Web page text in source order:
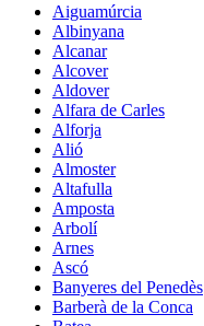
Aiguamúrcia
Albinyana
Alcanar
Alcover
Aldover
Alfara de Carles
Alforja
Alió
Almoster
Altafulla
Amposta
Arbolí
Arnes
Ascó
Banyeres del Penedès
Barberà de la Conca